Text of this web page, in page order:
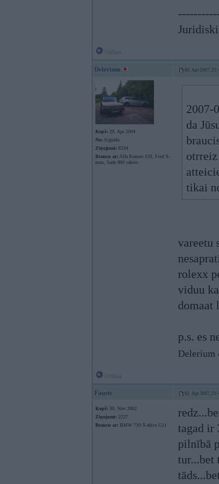
Delerium 02. Apr 2007,
Kopš: 29. Apr 2004
No: Sigulda
Ziņojumi: 8334
Braucu ar: Alfa Romeo 159, Ford S-
max, Saab 900 cabrio
2007-
da
tikai
vareetu
rolexx
viduu
p.s. es
Delerium
Fausts 02. Apr 2007,
Kopš: 30. Nov 2002
Ziņojumi: 2227
Braucu ar: BMW 730 X-drive G11
tagad ir
pilnībā
tur...bet